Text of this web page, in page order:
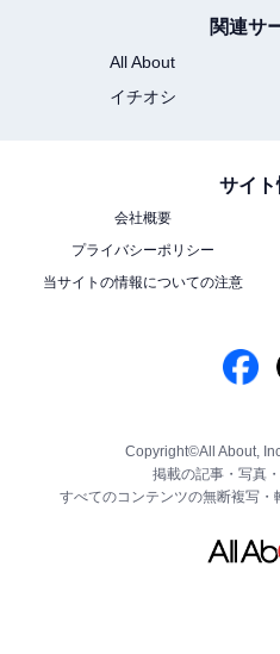
関連サ
All About
イチオシ
サイト
会社概要
プライバシーポリシー
当サイトの情報についての注意
Copyright©All About,
掲載の記事・写真
すべてのコンテンツの無断複写・